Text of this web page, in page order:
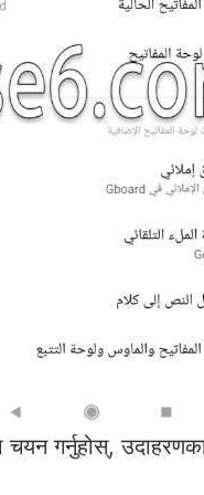
चयन गर्नुहोस्,